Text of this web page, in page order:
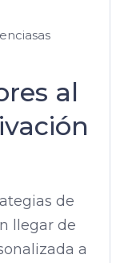
al
de
llegar de
a